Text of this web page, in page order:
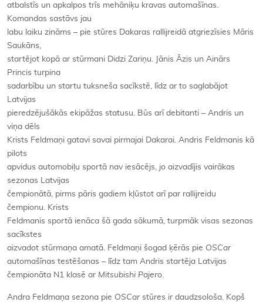
atbalstīs un apkalpos trīs mehāniķu kravas automašīnas.
Komandas sastāvs jau
labu laiku zināms – pie stūres Dakaras rallijreidā atgriezīsies Māris
Saukāns,
startējot kopā ar stūrmani Didzi Zariņu. Jānis Āzis un Ainārs
Princis turpina
sadarbību un startu tuksneša sacīkstē, līdz ar to saglabājot
Latvijas
pieredzējušākās ekipāžas statusu. Būs arī debitanti – Andris un
viņa dēls
Krists Feldmaņi gatavi savai pirmajai Dakarai. Andris Feldmanis kā
pilots
apvidus automobiļu sportā nav iesācējs, jo aizvadījis vairākas
sezonas Latvijas
čempionātā, pirms pāris gadiem kļūstot arī par rallijreidu
čempionu. Krists
Feldmanis sportā ienāca šā gada sākumā, turpmāk visas sezonas
sacīkstes
aizvadot stūrmaņa amatā. Feldmaņi šogad ķērās pie OSCar
automašīnas testēšanas – līdz tam Andris startēja Latvijas
čempionāta N1 klasē ar Mitsubishi Pajero
Andra Feldmaņa sezona pie OSCarstūres ir daudzsološa. Kopš